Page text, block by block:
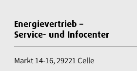
Energievertrieb –
Service- und Infocenter
Markt 14-16, 29221 Celle